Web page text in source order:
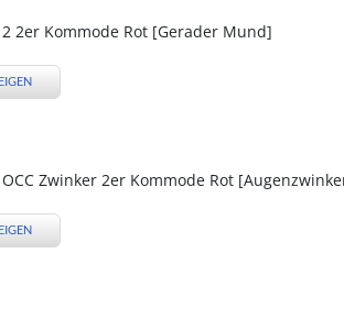
2er Kommode Rot [Gerader Mund]
Zwinker 2er Kommode Rot